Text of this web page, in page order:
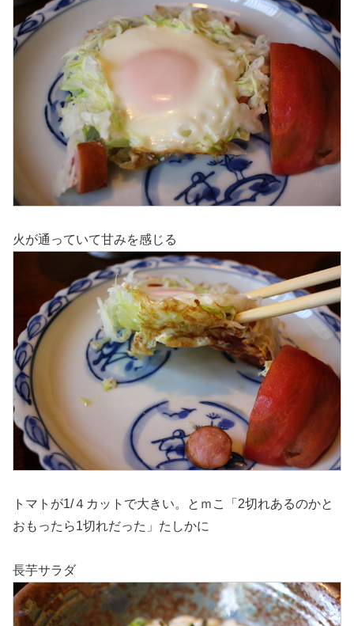
火が通っていて甘みを感じる
トマトが1/４カットで大きい。とｍこ「2切れあるのかと
おもったら1切れだった」たしかに
長芋サラダ